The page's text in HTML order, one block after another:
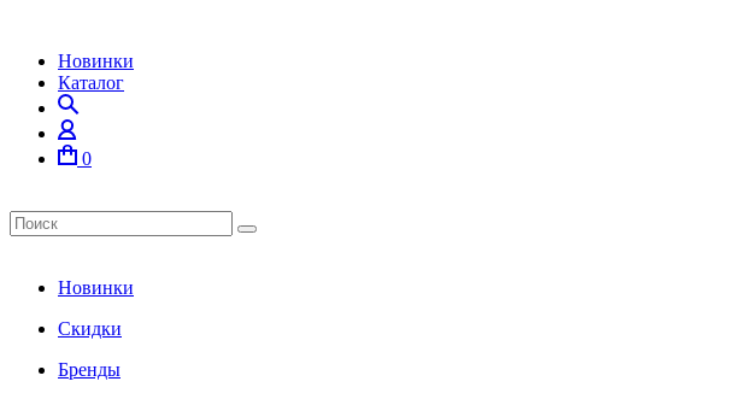
Новинки
Каталог
0
Новинки
Скидки
Бренды